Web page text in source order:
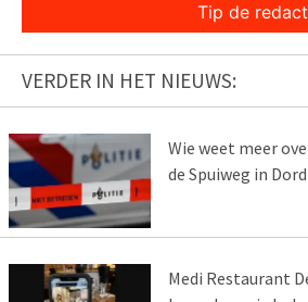
Tip de
VERDER IN HET NIEUWS:
Wie weet meer
de Spuiweg in
Medi Restaurant